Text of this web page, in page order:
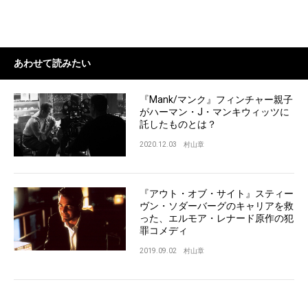
あわせて読みたい
『Mank/マンク』フィンチャー親子
がハーマン・J・マンキウィッツに
託したものとは？
2020.12.03 村山章
『アウト・オブ・サイト』スティー
ヴン・ソダーバーグのキャリアを救
った、エルモア・レナード原作の犯
罪コメディ
2019.09.02 村山章